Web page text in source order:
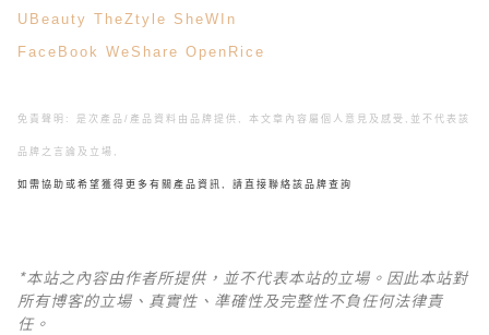
UBeauty TheZtyle SheWIn
FaceBook WeShare OpenRice
免責聲明: 是次產品/產品資料由品牌提供, 本文章內容屬個人意見及感受, 並不代表該
品牌之言論及立場,
如需協助或希望獲得更多有關產品資訊, 請直接聯絡該品牌查詢
*本站之內容由作者所提供，並不代表本站的立場。因此本站對
所有博客的立場、真實性、準確性及完整性不負任何法律責
任。